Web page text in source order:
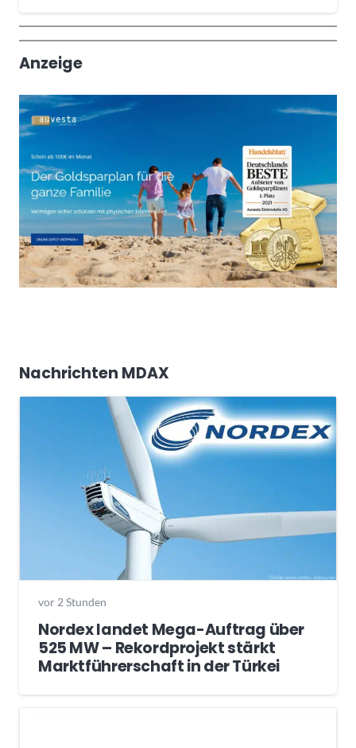
Wochenrückblick
Trendthemen
Anzeige
Nachrichten MDAX
vor 2 Stunden
Nordex landet Mega-Auftrag über
525 MW – Rekordprojekt stärkt
Marktführerschaft in der Türkei